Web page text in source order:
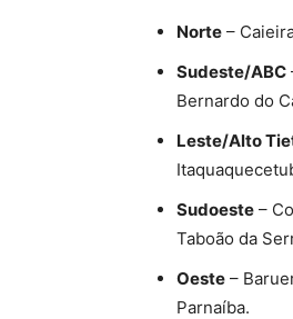
Norte –
Sudeste/ABC
Bernardo do
Leste/Alto
Sudoeste –
Taboão da
Oeste –
Parnaíba.